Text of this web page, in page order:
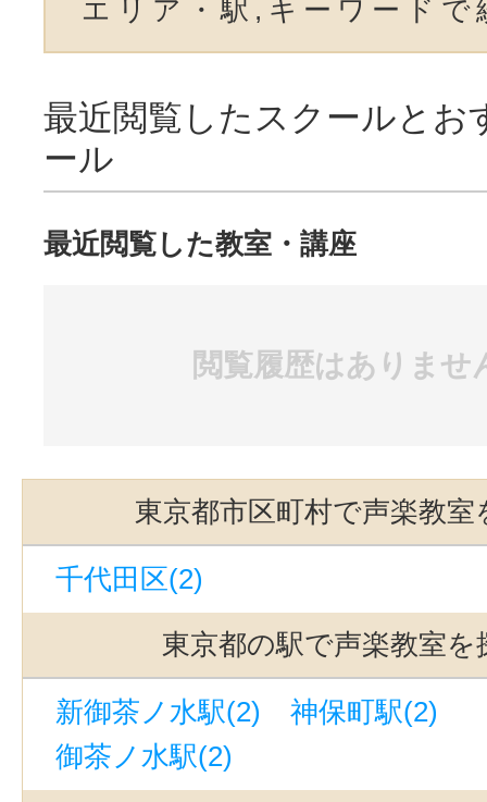
エリア・駅,キーワードで
最近閲覧したスクールとお
ール
最近閲覧した教室・講座
閲覧履歴はありませ
東京都市区町村で声楽教室
千代田区(2)
東京都の駅で声楽教室を
新御茶ノ水駅(2)
神保町駅(2)
御茶ノ水駅(2)